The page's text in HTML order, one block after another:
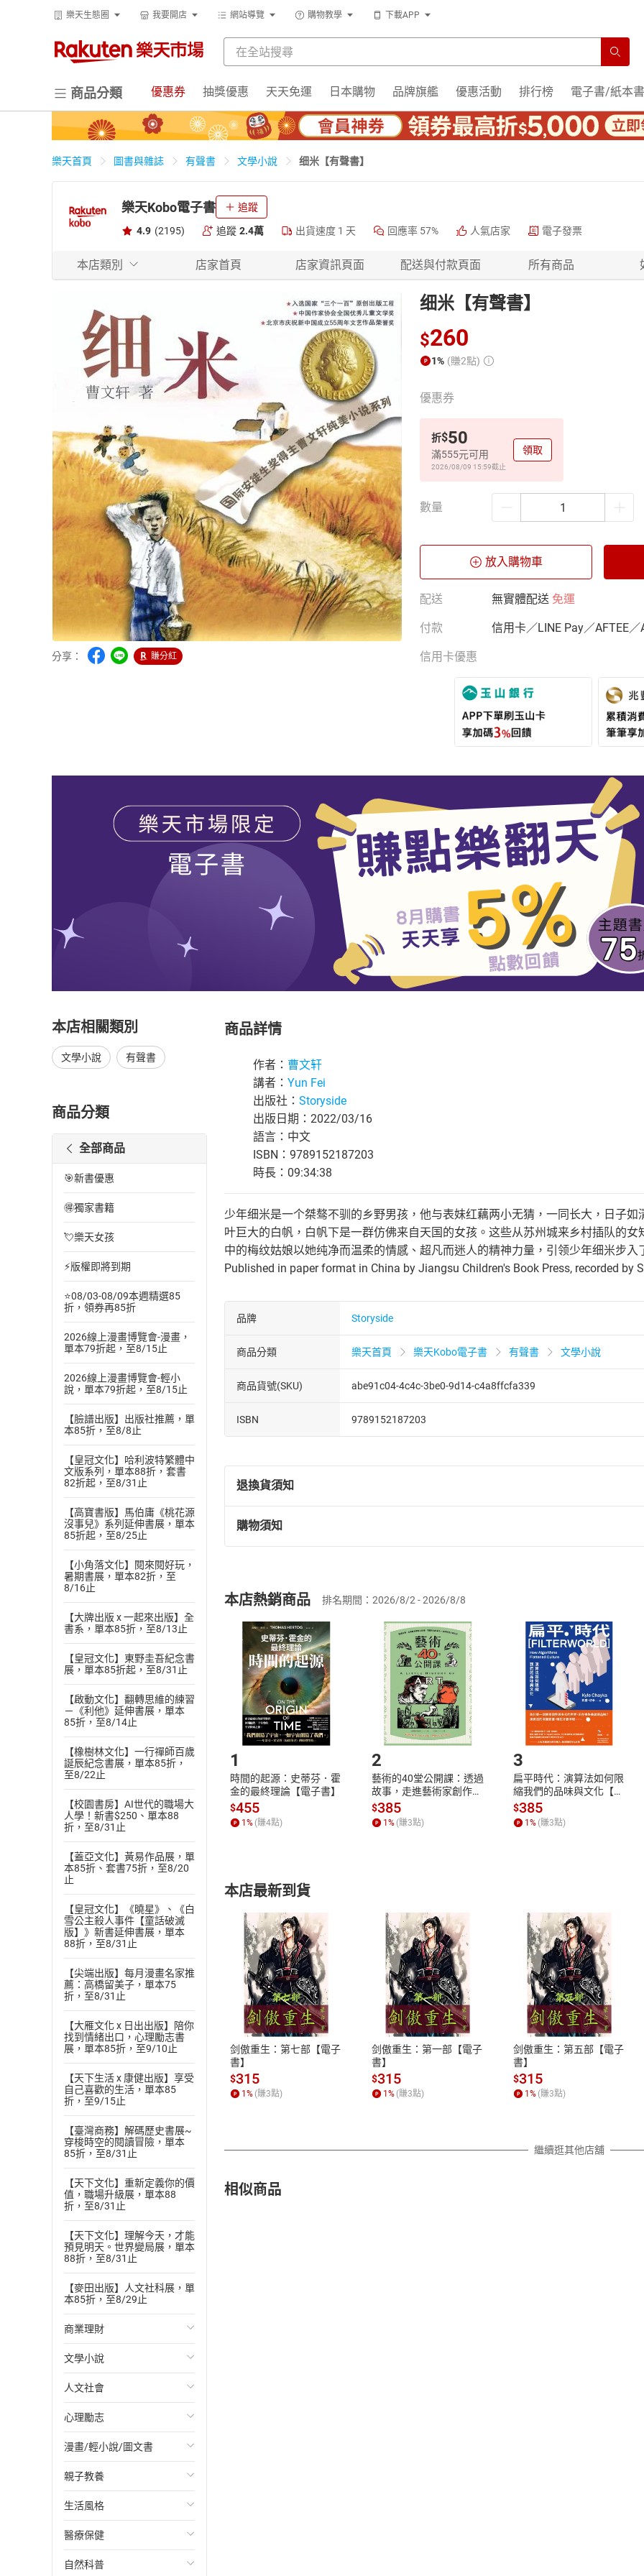
樂天生態圈 我要開店 網站導覽 購物教學 下載APP
商品分類 優惠券 抽獎優惠 天天免運 日本購物 品牌旗艦 優惠活動 排行榜 電子書/紙本書
樂天首頁 圖書與雜誌 有聲書 文學小說 细米【有聲書】
樂天Kobo電子書 追蹤
4.9 (2195) 追蹤 2.4萬 出貨速度 1 天 回應率 57% 人氣店家 電子發票
本店類別 店家首頁 店家資訊頁面 配送與付款頁面 所有商品
分享： 賺分紅
细米【有聲書】
$260
1% (賺2點)
優惠券
折$50
滿555元可用
2026/08/09 15:59截止
領取
數量
放入購物車
配送 無實體配送 免運
付款 信用卡／LINE Pay／AFTEE／
信用卡優惠
本店相關類別
文學小說 有聲書
商品分類
全部商品
🎯新書優惠
🉐獨家書籍
💘樂天女孩
⚡版權即將到期
⭐08/03-08/09本週精選85
折，領券再85折
2026線上漫畫博覽會-漫畫，
單本79折起，至8/15止
2026線上漫畫博覽會-輕小
說，單本79折起，至8/15止
【臉譜出版】出版社推薦，單
本85折，至8/8止
【皇冠文化】哈利波特繁體中
文版系列，單本88折，套書
82折起，至8/31止
【高寶書版】馬伯庸《桃花源
沒事兒》系列延伸書展，單本
85折起，至8/25止
【小角落文化】閱來閱好玩，
暑期書展，單本82折，至
8/16止
【大牌出版 x 一起來出版】全
書系，單本85折，至8/13止
【皇冠文化】東野圭吾紀念書
展，單本85折起，至8/31止
【啟動文化】翻轉思維的練習
－《利他》延伸書展，單本
85折，至8/14止
【橡樹林文化】一行禪師百歲
誕辰紀念書展，單本85折，
至8/22止
【校園書房】AI世代的職場大
人學！新書$250、單本88
折，至8/31止
【蓋亞文化】黃易作品展，單
本85折、套書75折，至8/20
止
【皇冠文化】《曉星》、《白
雪公主殺人事件【童話破滅
版】》新書延伸書展，單本
88折，至8/31止
【尖端出版】每月漫畫名家推
薦：高橋留美子，單本75
折，至8/31止
【大雁文化 x 日出出版】陪你
找到情緒出口，心理勵志書
展，單本85折，至9/10止
【天下生活 x 康健出版】享受
自己喜歡的生活，單本85
折，至9/15止
【臺灣商務】解碼歷史書展~
穿梭時空的閱讀冒險，單本
85折，至8/31止
【天下文化】重新定義你的價
值，職場升級展，單本88
折，至8/31止
【天下文化】理解今天，才能
預見明天。世界變局展，單本
88折，至8/31止
【麥田出版】人文社科展，單
本85折，至8/29止
商業理財
投資理財
經濟/趨勢
財務/金融
管理/領導
職場工作術
成功法
行銷/廣告
傳記
文學小說
歐美文學
日本文學
韓國文學
華文文學
經典文學
成長/家庭生活小說
懸疑/推理小說
人文社會
國際關係
政治
社會科學
台灣/中國歷史
日/韓歷史
其他歷史/史學
心理勵志
心靈成長/情緒
人際關係
兩性關係
心理學
漫畫/輕小說/圖文書
輕小說
奇幻/科幻
愛情故事
職場/社會寫實
親子教養
教育現場
兒童文學/故事
兒童科普/學習
生活風格
飲食/食譜
健身/美顏
醫療保健
健康/養生
自然科普
商品詳情
作者： 曹文轩
講者： Yun Fei
出版社： Storyside
出版日期：2022/03/16
語言：中文
ISBN：9789152187203
時長：09:34:38
少年细米是一个桀骜不驯的乡野男孩，他与表妹红藕两小无猜，一同长大，日子
叶巨大的白帆，白帆下是一群仿佛来自天国的女孩。这些从苏州城来乡村插队的
中的梅纹姑娘以她纯净而温柔的情感、超凡而迷人的精神力量，引领少年细米步
Published in paper format in China by Jiangsu Children's Book Press, recorded by
品牌 Storyside
商品分類 樂天首頁 樂天Kobo電子書 有聲書 文學小說
商品貨號(SKU) abe91c04-4c4c-3be0-9d14-c4a8ffcfa339
ISBN 9789152187203
退換貨須知
退換貨規定：
(一)依消費者保護法第19條第1項後段暨通訊交易解除權合理例外情事適用
(二)消費者訂購本店鋪之商品即代表知悉本店鋪所銷售之商品為電子書，
且已下載/存取電子書，不得請求退貨退款。
退貨方式：您欲取消訂單或辦理退貨時，請登入樂天市場，並於「我的訂單
貨」，本店鋪將依您的申請進行審核，待審核通過後將為您辦理退款事宜。
請注意，樂天市場須以整筆訂單為單位進行取消/退貨，恕無法以單支商品取
購物須知
挑選商品
Choose
放入購物車
Shopping cart
登入帳號
Login
購書後，如何開始使用？
Step1.選擇閱讀載具 Step2.登入
付款方式
ATM轉帳、信用卡、LINE PAY、AFTEE
退換貨規範
本店是否提供消費者保護法七日猶
之權利，遽消費者保護法及通訊交
除權合理例外情事適用準則，依商
質各有不同規定。詳細退換貨說明
照各商品說明。
本店熱銷商品 排名期間：2026/8/2 - 2026/8/8
1
時間的起源：史蒂芬．霍
金的最終理論【電子書】
$455
1 % (賺4點)
2
藝術的40堂公開課：透過
故事，走進藝術家創作現
場，看藝術如何誕生、如
何形塑人類生活【電子
書】
$385
1 % (賺3點)
3
扁平時代：演算法如何限
縮我們的品味與文化【電
子書】
$385
1 % (賺3點)
本店最新到貨
剑傲重生：第七部【電子
書】
$315
1 % (賺3點)
剑傲重生：第一部【電子
書】
$315
1 % (賺3點)
剑傲重生：第五部【電子
書】
$315
1 % (賺3點)
繼續逛其他店舖
相似商品